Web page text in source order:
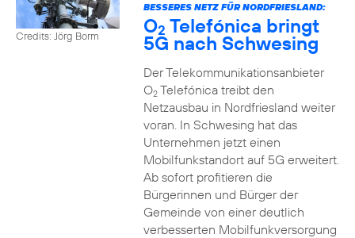
Credits: Jörg Borm
BESSERES NETZ FÜR NORDFRIESLAND:
O2 Telefónica bringt
5G nach Schwesing
Der Telekommunikationsanbieter
O2Telefónica treibt den
Netzausbau in Nordfriesland weiter
voran. In Schwesing hat das
Unternehmen jetzt einen
Mobilfunkstandort auf 5G erweitert.
Ab sofort profitieren die
Bürgerinnen und Bürger der
Gemeinde von einer deutlich
verbesserten Mobilfunkversorgung